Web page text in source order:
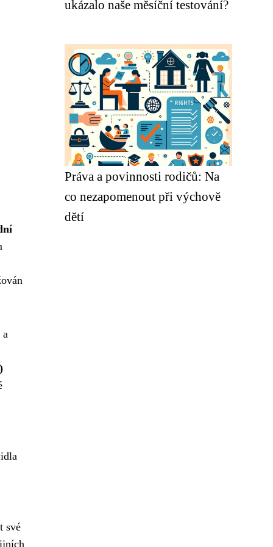
a
své
ukázalo naše měsíční testování?
Práva a povinnosti rodičů: Na
co nezapomenout při výchově
dětí